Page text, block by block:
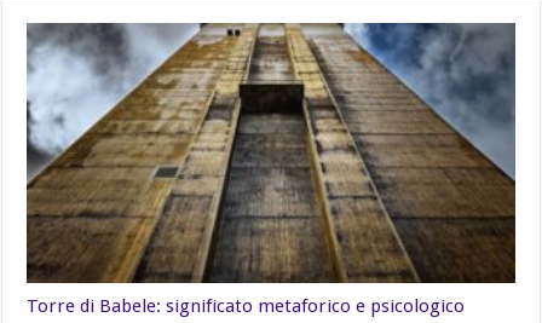
Torre di Babele: significato metaforico e psicologico